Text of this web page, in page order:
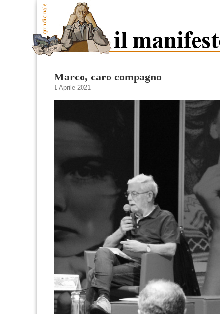
Marco, caro compagno
1 Aprile 2021